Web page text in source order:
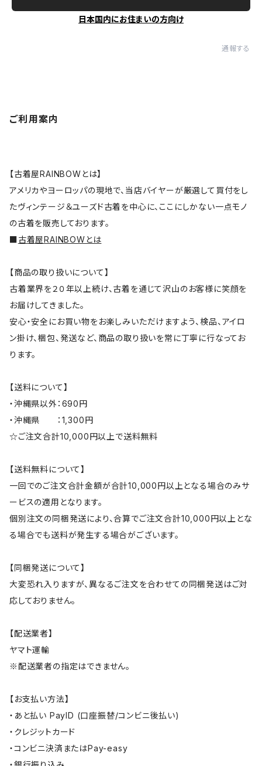
日本国内にお住まいの方向け
通報する
ご利用案内
【古着屋RAINBOWとは】
アメリカやヨーロッパの現地で、当店バイヤーが厳選して買付をし
たヴィンテージ＆ユーズド古着を中心に、ここにしかない一点モノ
の古着を販売しております。
■古着屋RAINBOWとは
【商品の取り扱いについて】
古着業界を２０年以上続け、古着を通じて沢山のお客様に笑顔を
お届けしてきました。
安心・安全にお買い物をお楽しみいただけますよう、検品、アイロ
ン掛け、梱包、発送など、商品の取り扱いを常に丁寧に行なってお
ります。
【送料について】
・沖縄県以外：690円
・沖縄県 ：1,300円
☆ご注文合計10,000円以上で送料無料
【送料無料について】
一回でのご注文合計金額が合計10,000円以上となる場合のみサ
ービスの適用となります。
個別注文の同梱発送により、合算でご注文合計10,000円以上とな
る場合でも送料が発生する場合がございます。
【同梱発送について】
大変恐れ入りますが、異なるご注文を合わせての同梱発送はご対
応しておりません。
【配送業者】
ヤマト運輸
※配送業者の指定はできません。
【お支払い方法】
・あと払い PayID (口座振替/コンビニ後払い)
・クレジットカード
・コンビニ決済またはPay-easy